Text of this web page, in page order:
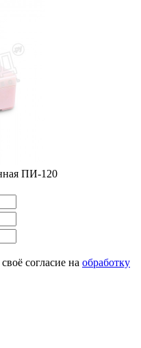
ПИ-120
согласие на обработку